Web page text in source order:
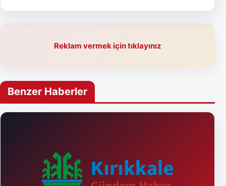
Reklam vermek için tıklayınız
Benzer Haberler